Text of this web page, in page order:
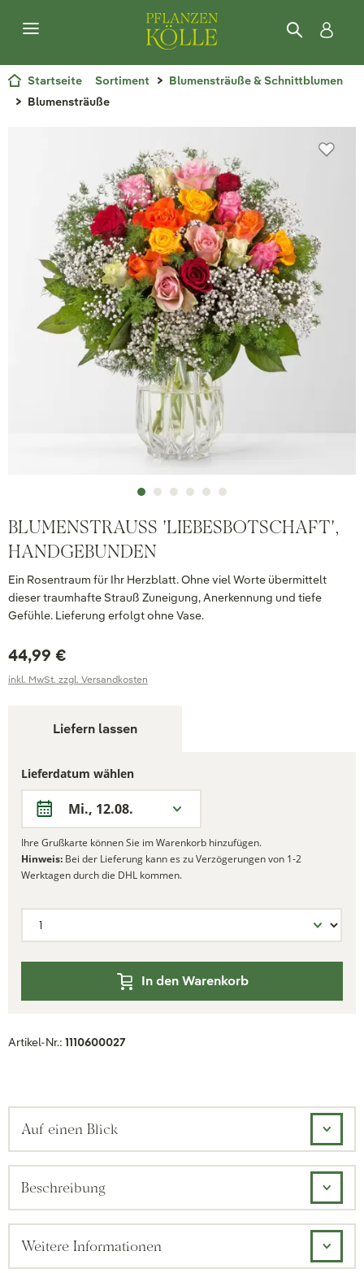
Startseite Sortiment
Blumensträuße & Schnittblumen
Blumensträuße
BLUMENSTRAUSS 'LIEBESBOTSCHAFT', H
ANDGEBUNDEN
Ein Rosentraum für Ihr Herzblatt. Ohne viel Worte übermittelt
dieser traumhafte Strauß Zuneigung, Anerkennung und tiefe
Gefühle. Lieferung erfolgt ohne Vase.
44,99 €
inkl. MwSt. zzgl. Versandkosten
Liefern lassen
Lieferdatum wählen
Mi., 12.08.
Ihre Grußkarte können Sie im Warenkorb hinzufügen.
Hinweis: Bei der Lieferung kann es zu Verzögerungen von 1-2
Werktagen durch die DHL kommen.
In den Warenkorb
Artikel-Nr.: 1110600027
Auf einen Blick
Beschreibung
Weitere Informationen